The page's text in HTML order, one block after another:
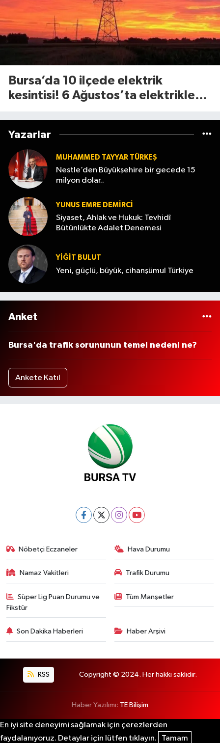
Bursa’da 10 ilçede elektrik
kesintisi! 6 Ağustos’ta elektrikler
Yazarlar
MUHAMMED TAYYAR TÜRKEŞ
Nestle’den Büyükşehire bir gecede 15
milyon dolar..
YUNUS EMRE DEMIRCI
Siyaset, Ahlak ve Hukuk: Tevhidî
Bütünlükte Adalet Denemesi
YİĞİT BULUT
Yeni, güçlü, büyük, cihanşümul Türkiye
Anket
Bursa'da trafik sorununun temel nedeni ne?
Ankete Katıl
Nöbetçi Eczaneler Hava Durumu
Namaz Vakitleri Trafik Durumu
Süper Lig Puan Durumu ve
Fikstür
Tüm Manşetler
Son Dakika Haberleri Haber Arşivi
RSS Copyright © 2024. Her hakkı saklıdır.
Haber Yazılımı: TE Bilişim
En iyi site deneyimi sağlamak için çerezlerden
faydalanıyoruz. Detaylar için lütfen tıklayın.
Tamam